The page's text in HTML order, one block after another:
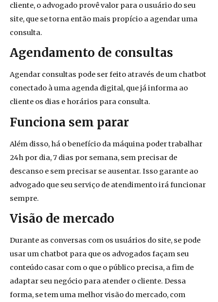
cliente, o advogado provê valor para o usuário do seu
site, que se torna então mais propício a agendar uma
consulta.
Agendamento de consultas
Agendar consultas pode ser feito através de um chatbot
conectado à uma agenda digital, que já informa ao
cliente os dias e horários para consulta.
Funciona sem parar
Além disso, há o benefício da máquina poder trabalhar
24h por dia, 7 dias por semana, sem precisar de
descanso e sem precisar se ausentar. Isso garante ao
advogado que seu serviço de atendimento irá funcionar
sempre.
Visão de mercado
Durante as conversas com os usuários do site, se pode
usar um chatbot para que os advogados façam seu
conteúdo casar com o que o público precisa, a fim de
adaptar seu negócio para atender o cliente. Dessa
forma, se temuma melhor visão do mercado, com